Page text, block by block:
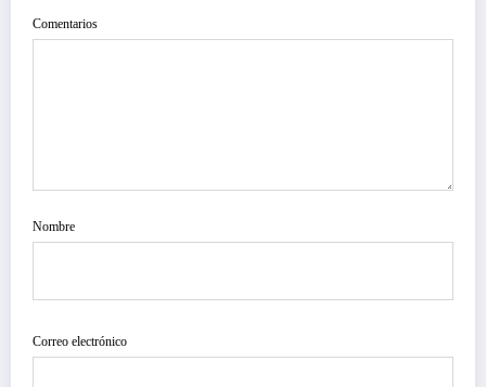
Comentarios
Nombre
Correo electrónico